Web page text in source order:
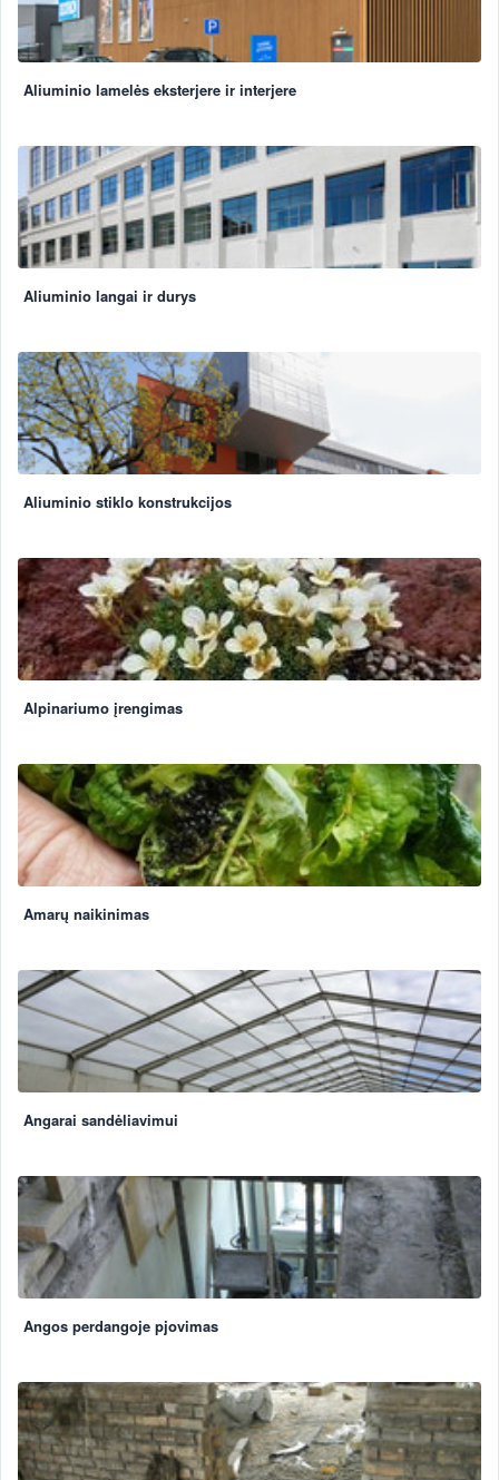
Aliuminio lamelės eksterjere ir interjere
Aliuminio langai ir durys
Aliuminio stiklo konstrukcijos
Alpinariumo įrengimas
Amarų naikinimas
Angarai sandėliavimui
Angos perdangoje pjovimas